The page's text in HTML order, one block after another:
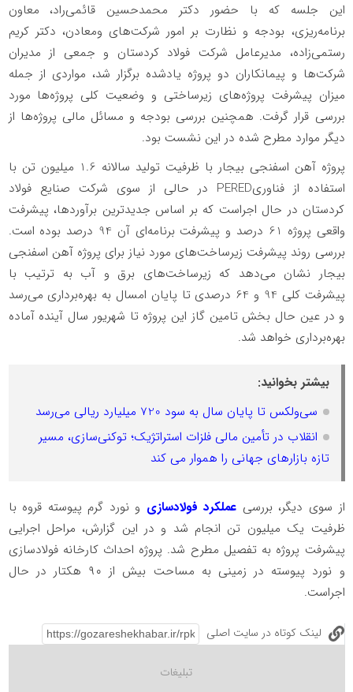
این جلسه که با حضور دکتر محمدحسین قائمی‌راد، معاون
برنامه‌ریزی، بودجه و نظارت بر امور شرکت‌های ومعادن، دکتر کریم
رستمی‌زاده، مدیرعامل شرکت فولاد کردستان و جمعی از مدیران
شرکت‌ها و پیمانکاران دو پروژه‌ یادشده برگزار شد، مواردی از جمله
میزان پیشرفت پروژه‌های زیرساختی و وضعیت کلی پروژه‌ها مورد
بررسی قرار گرفت. همچنین بررسی بودجه و مسائل مالی پروژه‌ها از
دیگر موارد مطرح شده در این نشست بود.
پروژه آهن اسفنجی بیجار با ظرفیت تولید سالانه 1.6 میلیون تن با
استفاده از فناوریPERED در حالی از سوی شرکت صنایع فولاد
کردستان در حال اجراست که بر اساس جدیدترین برآوردها، پیشرفت
واقعی پروژه 61 درصد و پیشرفت برنامه‌ای آن 94 درصد بوده است.
بررسی روند پیشرفت زیرساخت‌های مورد نیاز برای پروژه آهن اسفنجی
بیجار نشان می‌دهد که زیرساخت‌های برق و آب به ترتیب با
پیشرفت کلی 94 و 64 درصدی تا پایان امسال به بهره‌برداری می‌رسد
و در عین حال بخش تامین گاز این پروژه تا شهریور سال آینده آماده
بهره‌برداری خواهد شد.
بیشتر بخوانید:
سی‌ولکس تا پایان سال به سود 720 میلیارد ریالی می‌رسد
انقلاب در تأمین مالی فلزات استراتژیک؛ توکنی‌سازی، مسیر
تازه بازارهای جهانی را هموار می کند
از سوی دیگر، بررسی عملکرد فولادسازی و نورد گرم پیوسته قروه با
ظرفیت یک میلیون تن انجام شد و در این گزارش، مراحل اجرایی
پیشرفت پروژه به تفصیل مطرح شد. پروژه احداث کارخانه فولادسازی
و نورد پیوسته در زمینی به مساحت بیش از ۹۰ هکتار در حال
اجراست.
لینک کوتاه در سایت اصلی